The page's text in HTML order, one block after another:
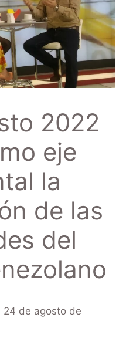
2022
eje
la
de las
del
24 de agosto de